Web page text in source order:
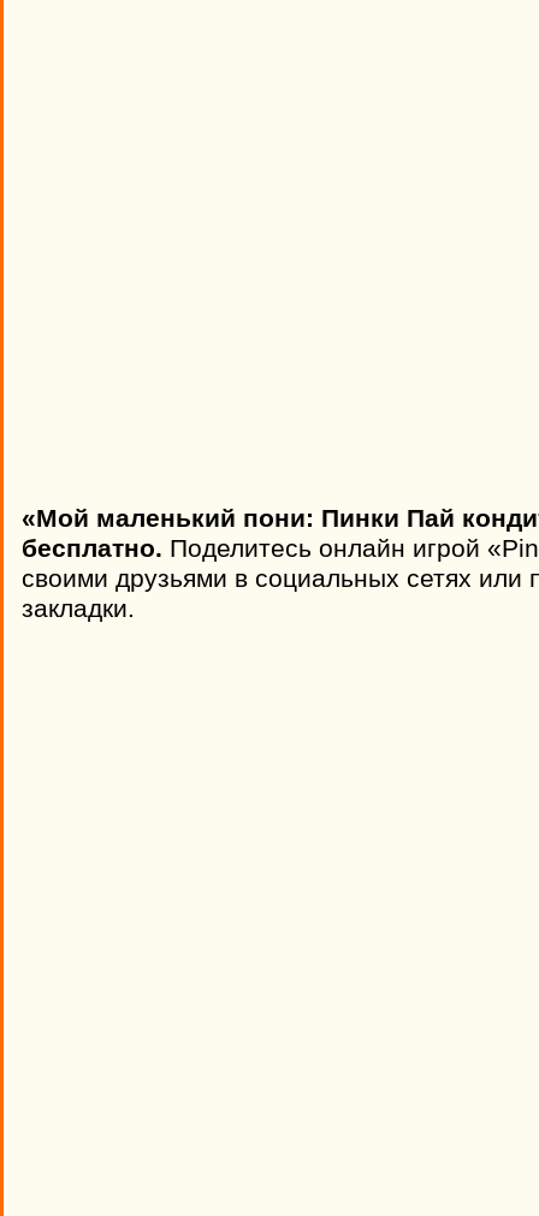
«Мой маленький пони: Пинки Пай
бесплатно. Поделитесь онлайн игрой
своими друзьями в социальных сетях или
закладки.